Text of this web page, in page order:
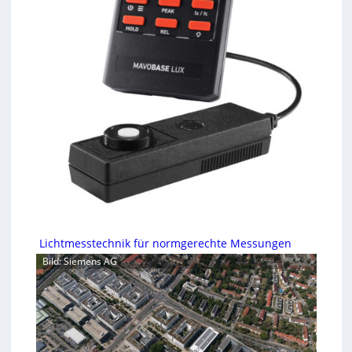
Lichtmesstechnik für normgerechte Messungen
Bild: Siemens AG